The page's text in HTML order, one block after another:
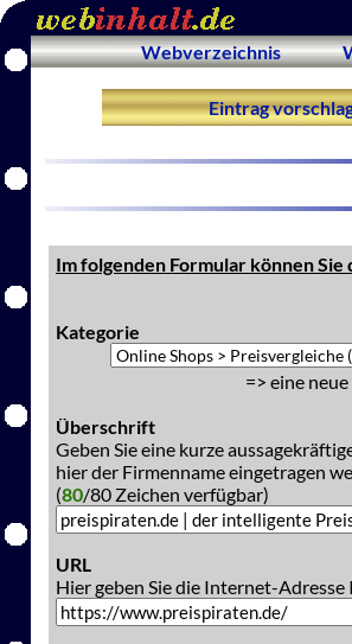
Webverzeichnis
Eintrag
Im folgenden Formular können
Kategorie
=> eine
Überschrift
Geben Sie eine kurze
hier der Firmenname eingetragen
(80/80 Zeichen verfügbar)
URL
Hier geben Sie die Internet-